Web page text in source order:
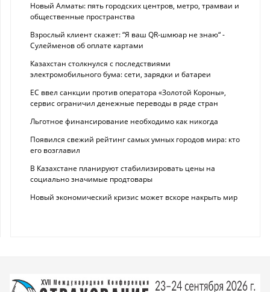
Новый Алматы: пять городских центров, метро, трамваи и
общественные пространства
Взрослый клиент скажет: “Я ваш QR-шмюар не знаю“ -
Сулейменов об оплате картами
Казахстан столкнулся с последствиями
электромобильного бума: сети, зарядки и батареи
ЕС ввел санкции против оператора «Золотой Короны»,
сервис ограничил денежные переводы в ряде стран
Льготное финансирование необходимо как никогда
Появился свежий рейтинг самых умных городов мира: кто
его возглавил
В Казахстане планируют стабилизировать цены на
социально значимые продтовары
Новый экономический кризис может вскоре накрыть мир